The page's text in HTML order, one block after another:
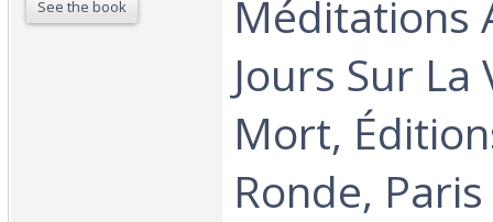
See the book
Méditations
Jours Sur La
Mort,
Ronde,